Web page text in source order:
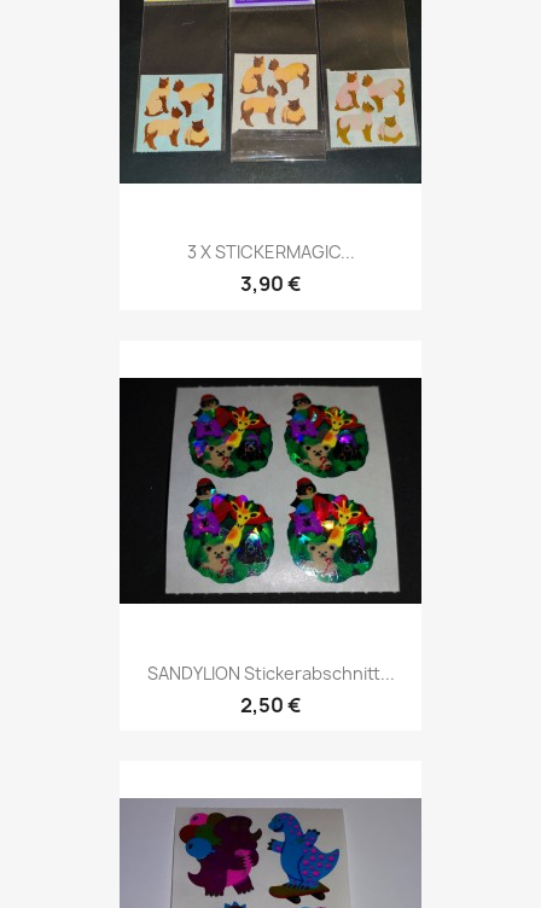
3 X STICKERMAGIC...
3,90 €
SANDYLION Stickerabschnitt...
2,50 €